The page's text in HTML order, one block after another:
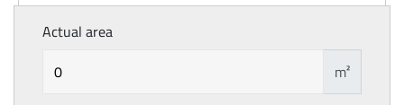
Actual area
m²